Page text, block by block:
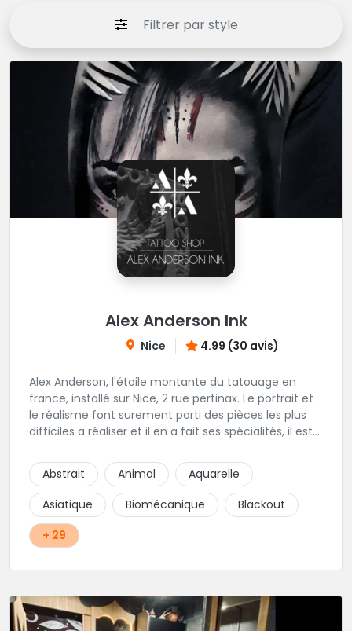
Filtrer par style
Alex Anderson Ink
Nice 4.99 (30 avis)
Alex Anderson, l'étoile montante du tatouage en
france, installé sur Nice, 2 rue pertinax. Le portrait et
le réalisme font surement parti des pièces les plus
difficiles a réaliser et il en a fait ses spécialités, il est
religieux ou du chicanos. Romain son frère sera vous
combler par sa finesse pour des pièces comme le
mandala, l'ornemental ou la calligraphie pour le
bonheur des futurs tatoués. Il y a aussi Léa, Maureen,
Fat, Tom, Sento, Lily, des artistes hors normes. Il n'y a
qu'à regarder les pièces sélectionnées ici pour
Abstrait Animal
Aquarelle
Asiatique
Biomécanique
Blackout
+ 29